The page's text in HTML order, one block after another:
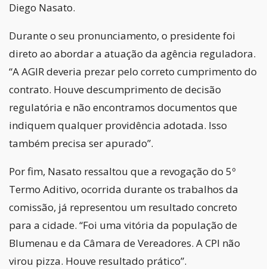
Diego Nasato.
Durante o seu pronunciamento, o presidente foi
direto ao abordar a atuação da agência reguladora.
“A AGIR deveria prezar pelo correto cumprimento do
contrato. Houve descumprimento de decisão
regulatória e não encontramos documentos que
indiquem qualquer providência adotada. Isso
também precisa ser apurado”.
Por fim, Nasato ressaltou que a revogação do 5º
Termo Aditivo, ocorrida durante os trabalhos da
comissão, já representou um resultado concreto
para a cidade. “Foi uma vitória da população de
Blumenau e da Câmara de Vereadores. A CPI não
virou pizza. Houve resultado prático”.